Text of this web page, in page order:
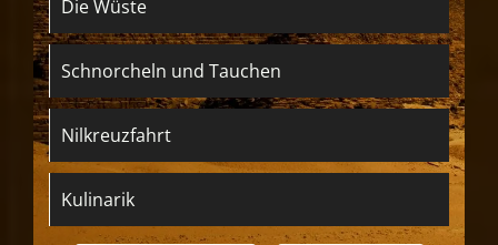
Die Wüste
Schnorcheln und Tauchen
Nilkreuzfahrt
Kulinarik